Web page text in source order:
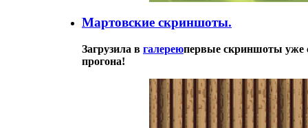
Мартовские скриншоты.
Загрузила в галереюпервые скриншоты уже с
прогона!